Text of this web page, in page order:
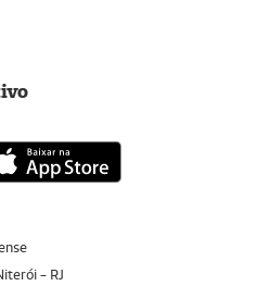
- RJ